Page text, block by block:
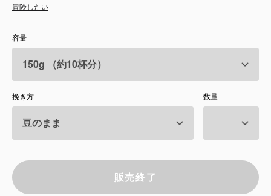
よくある質問
冒険したい
容量
挽き方 数量
販売終了